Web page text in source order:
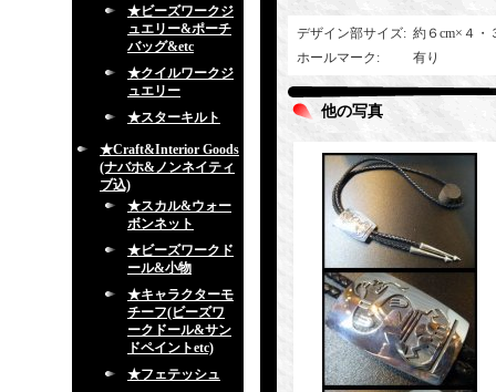
★ビーズワークジ
ュエリー&ポーチ
バッグ&etc
★クイルワークジ
ュエリー
★スターキルト
★Craft&Interior Goods
(ナバホ&ノンネイティ
ブ込)
★スカル&ウォー
ボンネット
★ビーズワークド
ール&小物
★キャラクターモ
チーフ(ビーズワ
ークドール&サン
ドペイントetc)
★フェテッシュ
デザイン部サイズ: 約６cm×４
ホールマーク : 有り
他の写真